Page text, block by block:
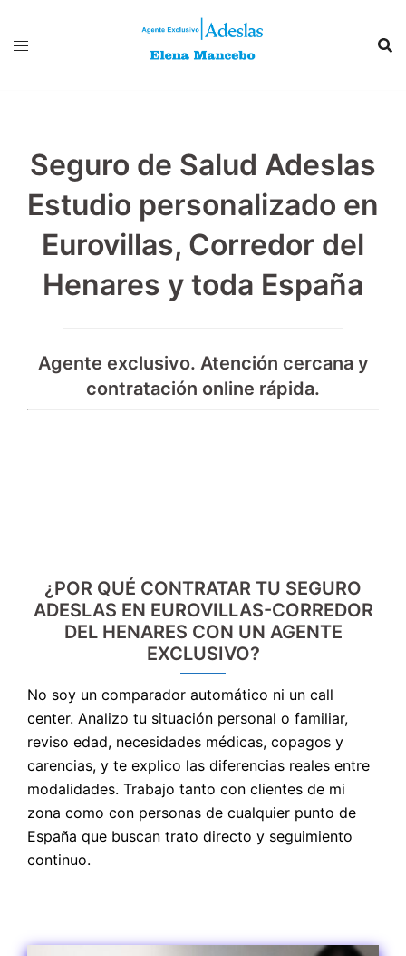
Seguro de Salud Adeslas
Estudio personalizado en
Eurovillas, Corredor del
Henares y toda España
Agente exclusivo. Atención cercana y
contratación online rápida.
¿POR QUÉ CONTRATAR TU SEGURO
ADESLAS EN EUROVILLAS-CORREDOR
DEL HENARES CON UN AGENTE
EXCLUSIVO?
No soy un comparador automático ni un call
center. Analizo tu situación personal o familiar,
reviso edad, necesidades médicas, copagos y
carencias, y te explico las diferencias reales entre
modalidades. Trabajo tanto con clientes de mi
zona como con personas de cualquier punto de
España que buscan trato directo y seguimiento
continuo.